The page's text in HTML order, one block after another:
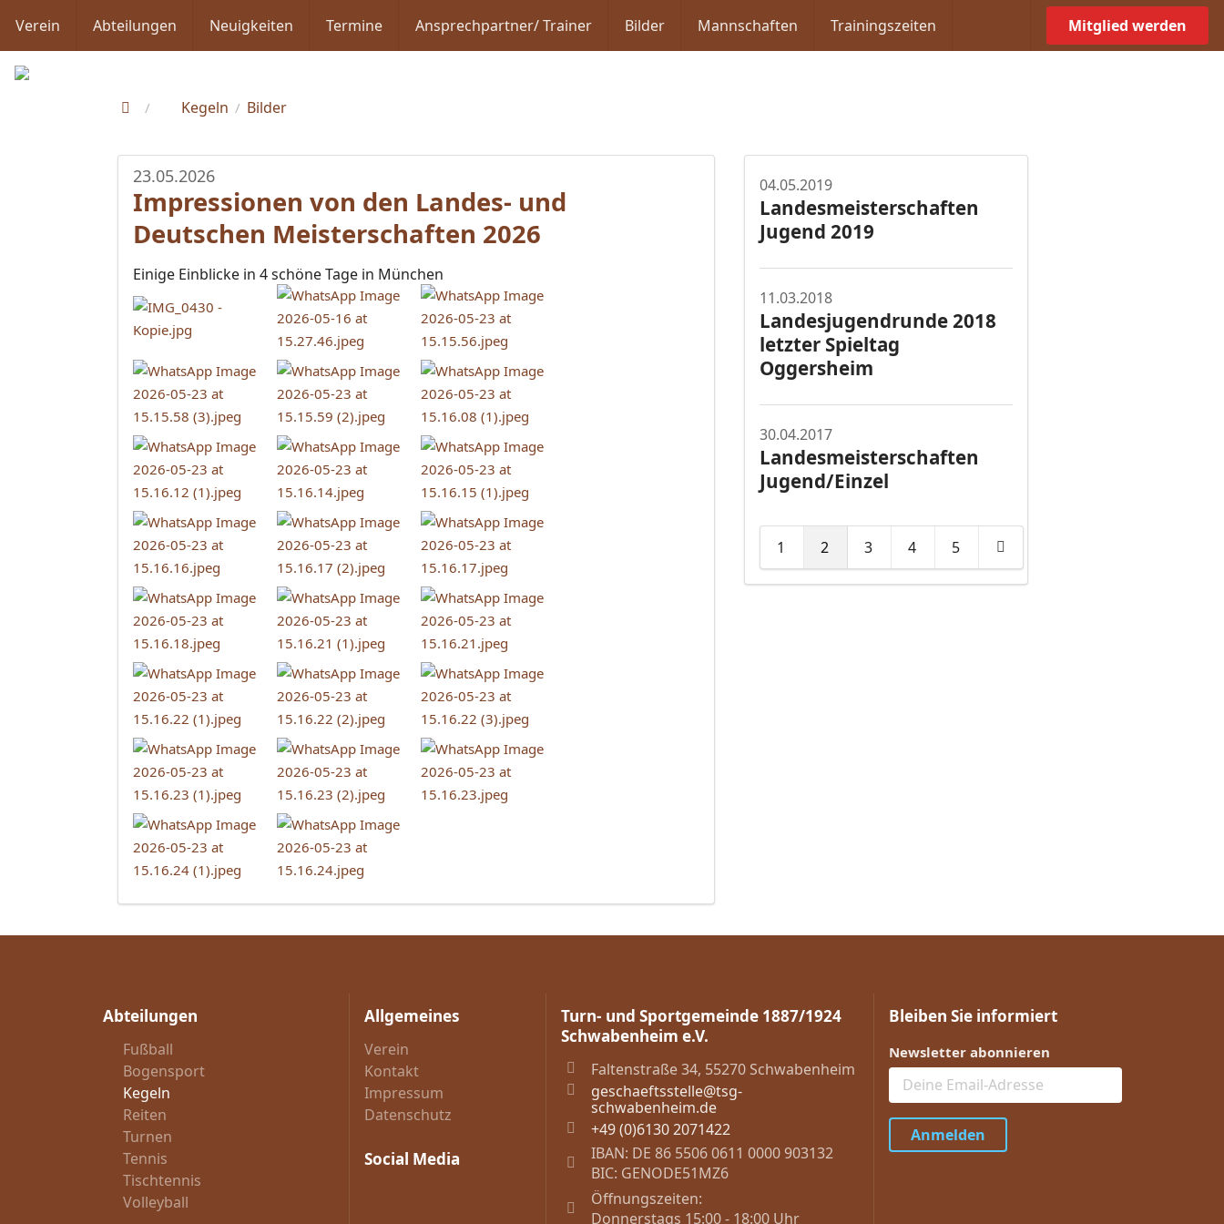
Verein Abteilungen Neuigkeiten Termine Ansprechpartner/ Trainer Bilder Mannschaften Trainingszeiten Mitglied werden
/ Kegeln / Bilder
23.05.2026
Impressionen von den Landes- und
Deutschen Meisterschaften 2026
Einige Einblicke in 4 schöne Tage in München
04.05.2019
Landesmeisterschaften
Jugend 2019
11.03.2018
Landesjugendrunde 2018
letzter Spieltag
Oggersheim
30.04.2017
Landesmeisterschaften
Jugend/Einzel
1 2 3 4 5
Abteilungen
Fußball
Bogensport
Kegeln
Reiten
Turnen
Tennis
Tischtennis
Volleyball
Allgemeines
Verein
Kontakt
Impressum
Datenschutz
Social Media
Turn- und Sportgemeinde 1887/1924
Schwabenheim e.V.
Faltenstraße 34, 55270 Schwabenheim
geschaeftsstelle@tsg-
schwabenheim.de
+49 (0)6130 2071422
IBAN: DE 86 5506 0611 0000 903132
BIC: GENODE51MZ6
Öffnungszeiten:
Donnerstags 15:00 - 18:00 Uhr
Bleiben Sie informiert
Newsletter abonnieren
Anmelden